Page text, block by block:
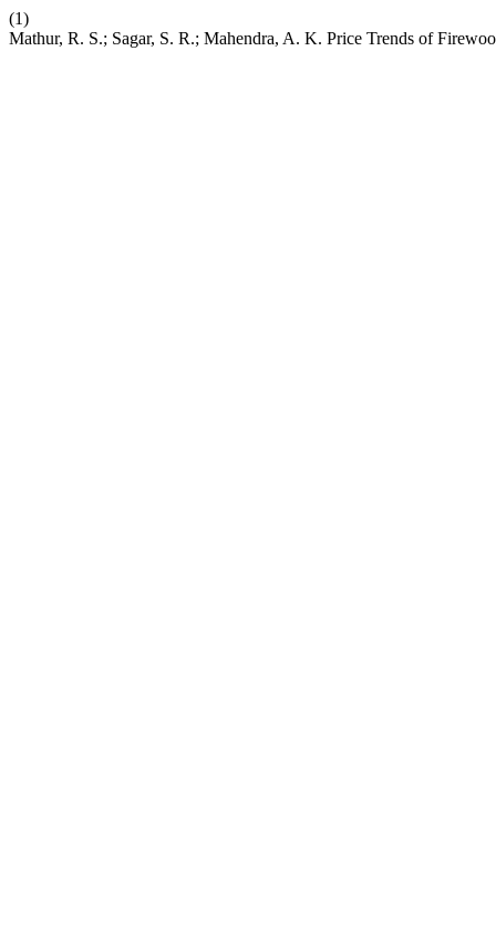
(1)
Mathur, R. S.; Sagar, S. R.; Mahendra, A. K. Price Trends of